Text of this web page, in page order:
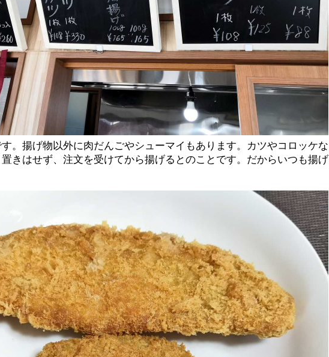
。揚げ物以外に肉だんごやシューマイもあります。カツやコロッケな
きはせず、注文を受けてから揚げるとのことです。だからいつも揚げ